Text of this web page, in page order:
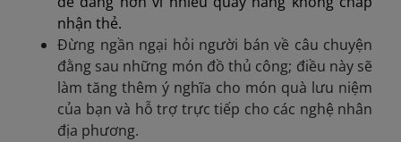
nhận thẻ.
Đừng ngần ngại hỏi người bán về câu chuyện
đằng sau những món đồ thủ công; điều này sẽ
làm tăng thêm ý nghĩa cho món quà lưu niệm
của bạn và hỗ trợ trực tiếp cho các nghệ nhân
địa phương.